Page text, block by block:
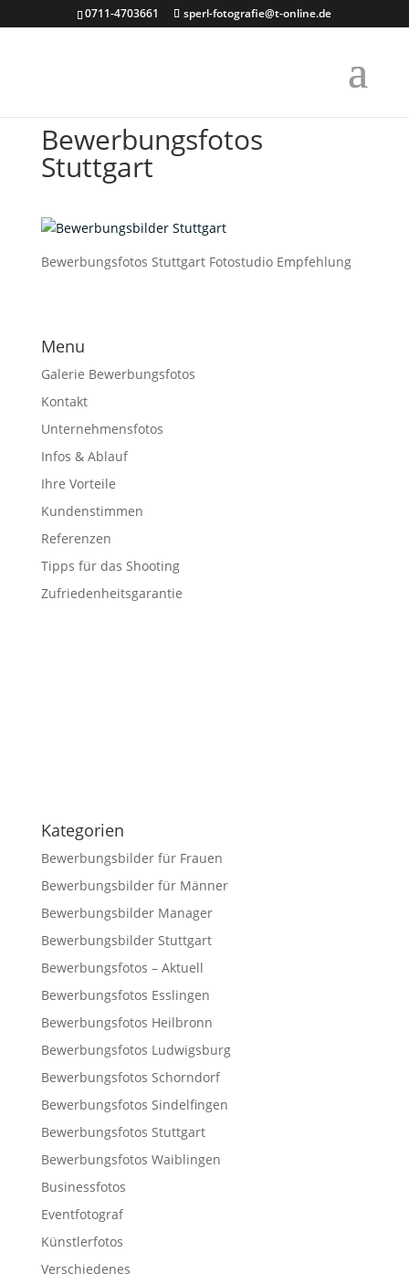
0711-4703661 sperl-fotografie@t-online.de
Bewerbungsfotos
Stuttgart
Bewerbungsfotos Stuttgart Fotostudio Empfehlung
Menu
Galerie Bewerbungsfotos
Kontakt
Unternehmensfotos
Infos & Ablauf
Ihre Vorteile
Kundenstimmen
Referenzen
Tipps für das Shooting
Zufriedenheitsgarantie
Kategorien
Bewerbungsbilder für Frauen
Bewerbungsbilder für Männer
Bewerbungsbilder Manager
Bewerbungsbilder Stuttgart
Bewerbungsfotos – Aktuell
Bewerbungsfotos Esslingen
Bewerbungsfotos Heilbronn
Bewerbungsfotos Ludwigsburg
Bewerbungsfotos Schorndorf
Bewerbungsfotos Sindelfingen
Bewerbungsfotos Stuttgart
Bewerbungsfotos Waiblingen
Businessfotos
Eventfotograf
Künstlerfotos
Verschiedenes